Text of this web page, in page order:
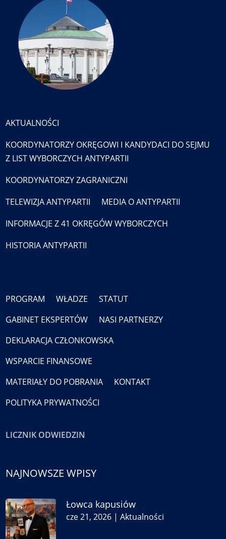
AKTUALNOŚCI
KOORDYNATORZY OKRĘGOWI I KANDYDACI DO SEJMU
Z LIST WYBORCZYCH ANTYPARTII
KOORDYNATORZY ZAGRANICZNI
TELEWIZJA ANTYPARTII
MEDIA O ANTYPARTII
INFORMACJE Z 41 OKRĘGÓW WYBORCZYCH
HISTORIA ANTYPARTII
PROGRAM WŁADZE
STATUT
GABINET EKSPERTÓW
NASI PARTNERZY
DEKLARACJA CZŁONKOWSKA
WSPARCIE FINANSOWE
MATERIAŁY DO POBRANIA
KONTAKT
POLITYKA PRYWATNOŚCI
LICZNIK ODWIEDZIN
NAJNOWSZE WPISY
Łowca kapusiów
cze 21, 2026 |Aktualności